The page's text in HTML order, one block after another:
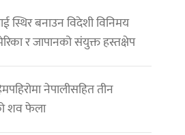
स्थिर बनाउन विदेशी विनिमय
र जापानको संयुक्त हस्तक्षेप
नेपालीसहित तीन
शव फेला